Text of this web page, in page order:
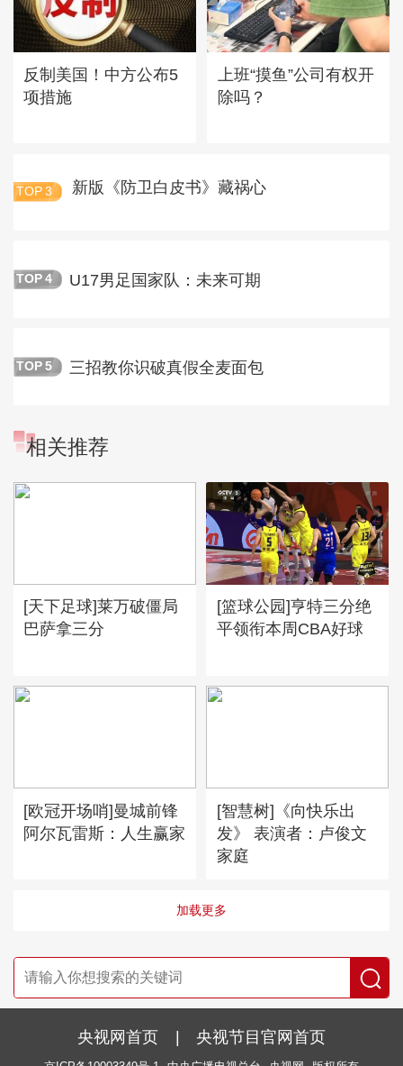
反制美国！中方公布5
项措施
上班“摸鱼”公司有权开
除吗？
TOP 3 新版《防卫白皮书》藏祸心
TOP 4 U17男足国家队：未来可期
TOP 5 三招教你识破真假全麦面包
相关推荐
[天下足球]莱万破僵局
巴萨拿三分
[篮球公园]亨特三分绝
平领衔本周CBA好球
[欧冠开场哨]曼城前锋
阿尔瓦雷斯：人生赢家
[智慧树]《向快乐出
发》 表演者：卢俊文
家庭
加载更多
央视网首页 | 央视节目官网首页